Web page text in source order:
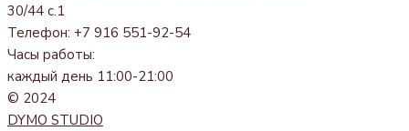
30/44 с.1
Телефон: +7 916 551-92-54
Часы работы:
каждый день 11:00-21:00
© 2024
DYMO STUDIO